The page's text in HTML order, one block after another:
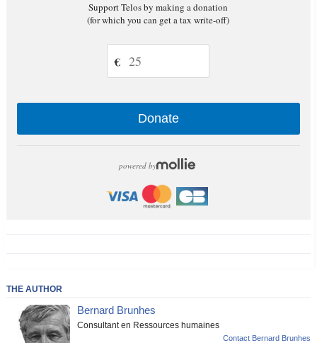
Support Telos by making a donation
(for which you can get a tax write-off)
€
Donate
powered by
THE AUTHOR
Bernard Brunhes
Consultant en Ressources humaines
Contact Bernard Brunhes